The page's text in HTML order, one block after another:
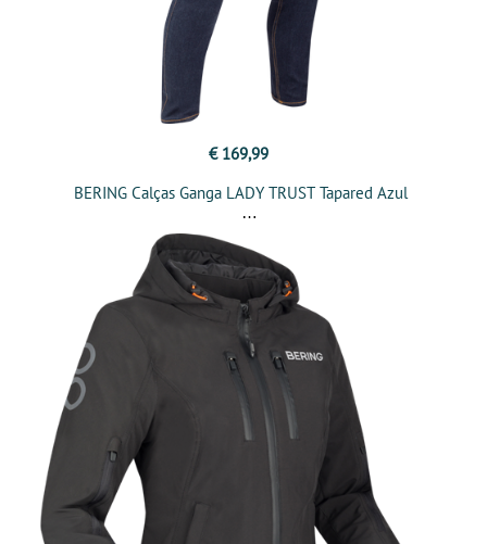
€ 169,99
BERING Calças Ganga LADY TRUST Tapared Azul